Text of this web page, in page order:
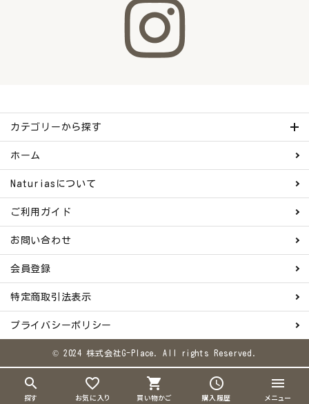
search
探す
favorite_border
お気に入り
shopping_cart
買い物かご
schedule
購入履歴
menu
メニュー
カテゴリーから探す
ホーム
Naturiasについて
ご利用ガイド
お問い合わせ
会員登録
特定商取引法表示
プライバシーポリシー
© 2024 株式会社G-Place. All rights Reserved.